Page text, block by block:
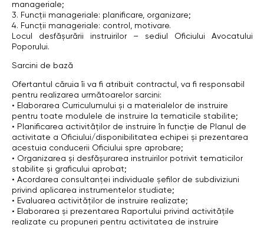
manageriale;
3. Funcții manageriale: planificare, organizare;
4. Funcții manageriale: control, motivare.
Locul desfășurării instruirilor – sediul Oficiului Avocatului
Poporului.
Sarcini de bază
Ofertantul căruia îi va fi atribuit contractul, va fi responsabil
pentru realizarea următoarelor sarcini:
• Elaborarea Curriculumului și a materialelor de instruire
pentru toate modulele de instruire la tematicile stabilite;
• Planificarea activităților de instruire în funcție de Planul de
activitate a Oficiului/disponibilitatea echipei și prezentarea
acestuia conducerii Oficiului spre aprobare;
• Organizarea și desfășurarea instruirilor potrivit tematicilor
stabilite și graficului aprobat;
• Acordarea consultanței individuale șefilor de subdiviziuni
privind aplicarea instrumentelor studiate;
• Evaluarea activităților de instruire realizate;
• Elaborarea și prezentarea Raportului privind activitățile
realizate cu propuneri pentru activitatea de instruire